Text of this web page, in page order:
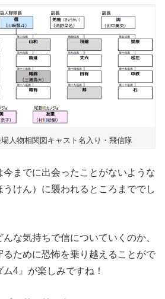
場人物相関図キャスト名入り・飛信隊
今までに出会ったことがないような
けん）に襲われるところまででし
な気持ちで信についていくのか、
るために恐怖を乗り越えることがで
4』が楽しみですね！